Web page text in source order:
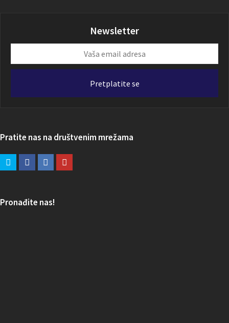
Newsletter
email
Pretplatite se
Pratite nas na društvenim mrežama
Pronađite nas!